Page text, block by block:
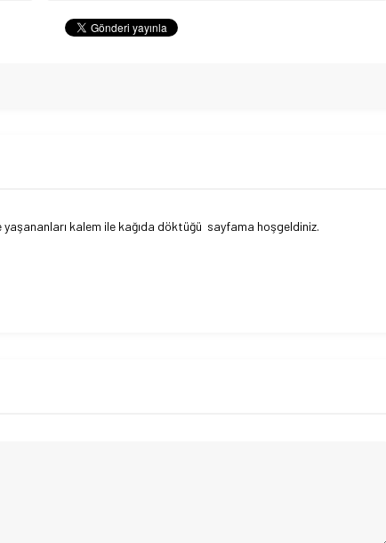
yaşananları kalem ile kağıda döktüğü sayfama hoşgeldiniz.